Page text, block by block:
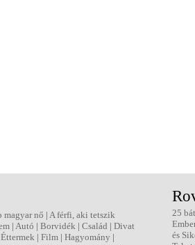
magyar nő | A férfi, aki tetszik
| Autó | Borvidék | Család | Divat
Éttermek | Film | Hagyomány |
25
és